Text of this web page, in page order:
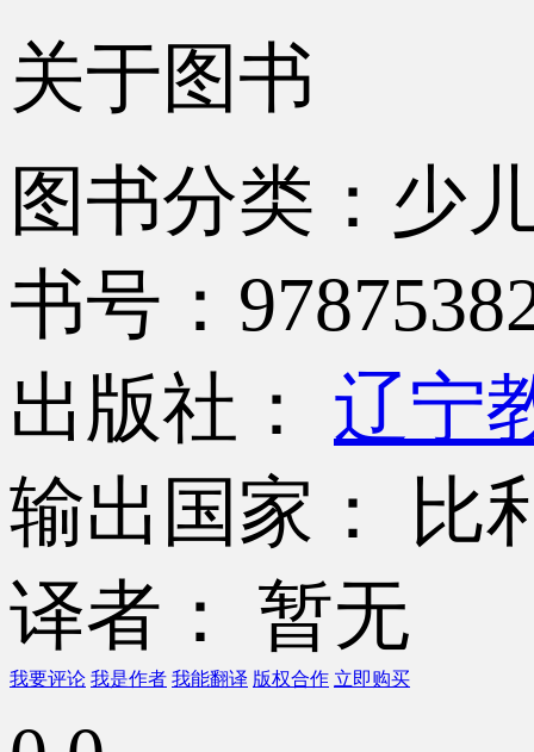
关于图书
图书分类：少
书号：
出版社： 辽宁
输出国家： 比
译者： 暂无
我要评论 我是作者 我能翻译 版权合作 立即购买